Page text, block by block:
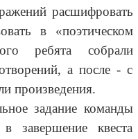
расшифровать
в «поэтическом
ребята собрали
а после - с
произведения.
задание команды
завершение квеста